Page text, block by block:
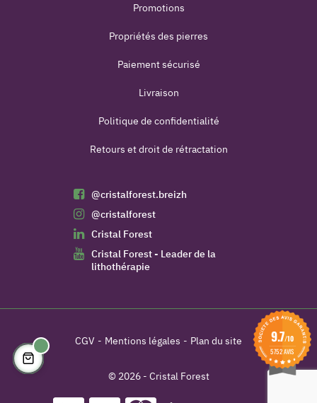
Promotions
Propriétés des pierres
Paiement sécurisé
Livraison
Politique de confidentialité
Retours et droit de rétractation
@cristalforest.breizh
@cristalforest
Cristal Forest
Cristal Forest - Leader de la
lithothérapie
CGV Mentions légales Plan du site
© 2026 - Cristal Forest
9.7/10
5752 AVIS